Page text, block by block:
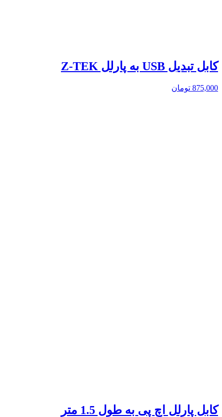
کابل تبدیل USB به پارلل Z-TEK
875,000 تومان
کابل پارلل اچ پی به طول 1.5 متر